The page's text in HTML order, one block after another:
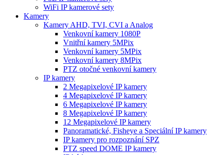
WiFi IP kamerové sety
Kamery
Kamery AHD, TVI, CVI a Analog
Venkovní kamery 1080P
Vnitřní kamery 5MPix
Venkovní kamery 5MPix
Venkovní kamery 8MPix
PTZ otočné venkovní kamery
IP kamery
2 Megapixelové IP kamery
4 Megapixelové IP kamery
6 Megapixelové IP kamery
8 Megapixelové IP kamery
12 Megapixelové IP kamery
Panoramatické, Fisheye a Speciální IP kamery
IP kamery pro rozpoznání SPZ
PTZ speed DOME IP kamery